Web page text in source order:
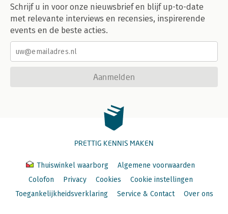
Schrijf u in voor onze nieuwsbrief en blijf up-to-date
met relevante interviews en recensies, inspirerende
events en de beste acties.
Aanmelden
PRETTIG KENNIS MAKEN
Thuiswinkel waarborg
Algemene voorwaarden
Colofon
Privacy Cookies
Cookie instellingen
Toegankelijkheidsverklaring
Service & Contact Over ons